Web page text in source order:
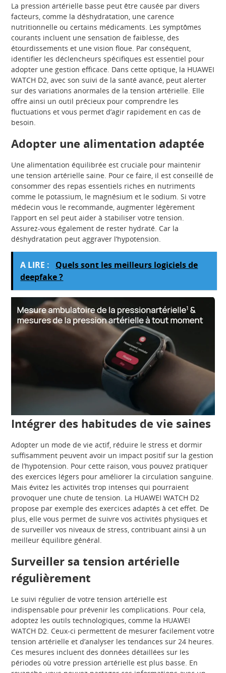
La pression artérielle basse peut être causée par divers
facteurs, comme la déshydratation, une carence
nutritionnelle ou certains médicaments. Les symptômes
courants incluent une sensation de faiblesse, des
étourdissements et une vision floue. Par conséquent,
identifier les déclencheurs spécifiques est essentiel pour
adopter une gestion efficace. Dans cette optique, la HUAWEI
WATCH D2, avec son suivi de la santé avancé, peut alerter
sur des variations anormales de la tension artérielle. Elle
offre ainsi un outil précieux pour comprendre les
fluctuations et vous permet d’agir rapidement en cas de
besoin.
Adopter une alimentation adaptée
Une alimentation équilibrée est cruciale pour maintenir
une tension artérielle saine. Pour ce faire, il est conseillé de
consommer des repas essentiels riches en nutriments
comme le potassium, le magnésium et le sodium. Si votre
médecin vous le recommande, augmenter légèrement
l’apport en sel peut aider à stabiliser votre tension.
Assurez-vous également de rester hydraté. Car la
déshydratation peut aggraver l’hypotension.
A LIRE :
Quels sont les meilleurs logiciels de
deepfake ?
Intégrer des habitudes de vie saines
Adopter un mode de vie actif, réduire le stress et dormir
suffisamment peuvent avoir un impact positif sur la gestion
de l’hypotension. Pour cette raison, vous pouvez pratiquer
des exercices légers pour améliorer la circulation sanguine.
Mais évitez les activités trop intenses qui pourraient
provoquer une chute de tension. La HUAWEI WATCH D2
propose par exemple des exercices adaptés à cet effet. De
plus, elle vous permet de suivre vos activités physiques et
de surveiller vos niveaux de stress, contribuant ainsi à un
meilleur équilibre général.
Surveiller sa tension artérielle
régulièrement
Le suivi régulier de votre tension artérielle est
indispensable pour prévenir les complications. Pour cela,
adoptez les outils technologiques, comme la HUAWEI
WATCH D2. Ceux-ci permettent de mesurer facilement votre
tension artérielle et d’analyser les tendances sur 24 heures.
Ces mesures incluent des données détaillées sur les
périodes où votre pression artérielle est plus basse. En